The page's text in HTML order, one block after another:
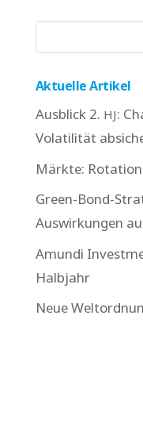
Aktuelle Artikel
Ausblick 2. HJ:
Volatilität
Märkte:
Green-Bond-
Auswirkungen
Amundi
Halbjahr
Neue